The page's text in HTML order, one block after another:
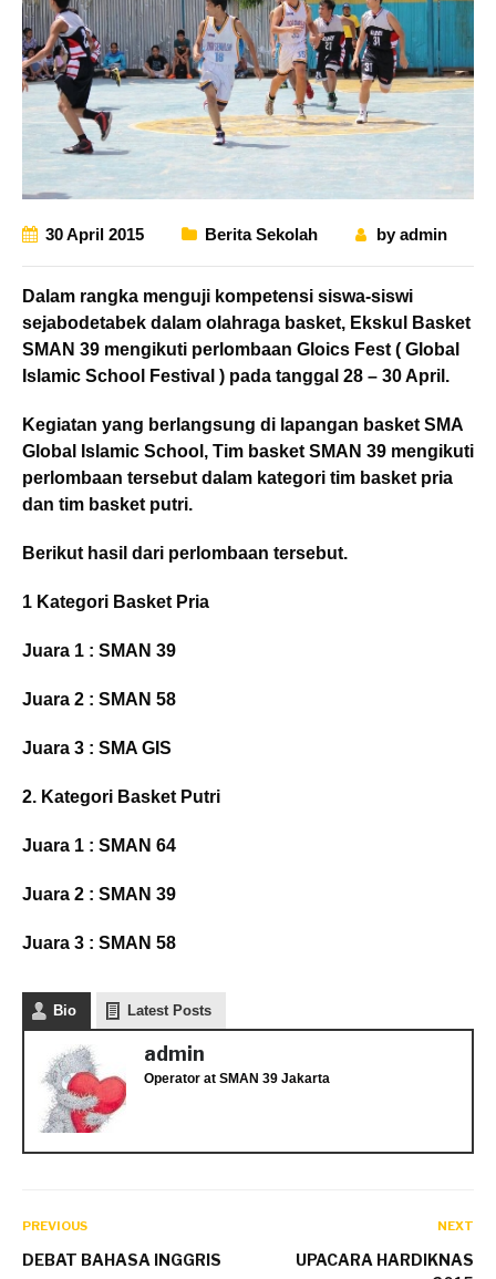
30 April 2015 Berita Sekolah byadmin
Dalam rangka menguji kompetensi siswa-siswi
sejabodetabek dalam olahraga basket, Ekskul Basket
SMAN 39 mengikuti perlombaan Gloics Fest ( Global
Islamic School Festival ) pada tanggal 28 – 30 April.
Kegiatan yang berlangsung di lapangan basket SMA
Global Islamic School, Tim basket SMAN 39 mengikuti
perlombaan tersebut dalam kategori tim basket pria
dan tim basket putri.
Berikut hasil dari perlombaan tersebut.
1 Kategori Basket Pria
Juara 1 : SMAN 39
Juara 2 : SMAN 58
Juara 3 : SMA GIS
2. Kategori Basket Putri
Juara 1 : SMAN 64
Juara 2 : SMAN 39
Juara 3 : SMAN 58
Bio Latest Posts
admin
Operator at SMAN 39 Jakarta
PREVIOUS
DEBAT BAHASA INGGRIS
NEXT
UPACARA HARDIKNAS